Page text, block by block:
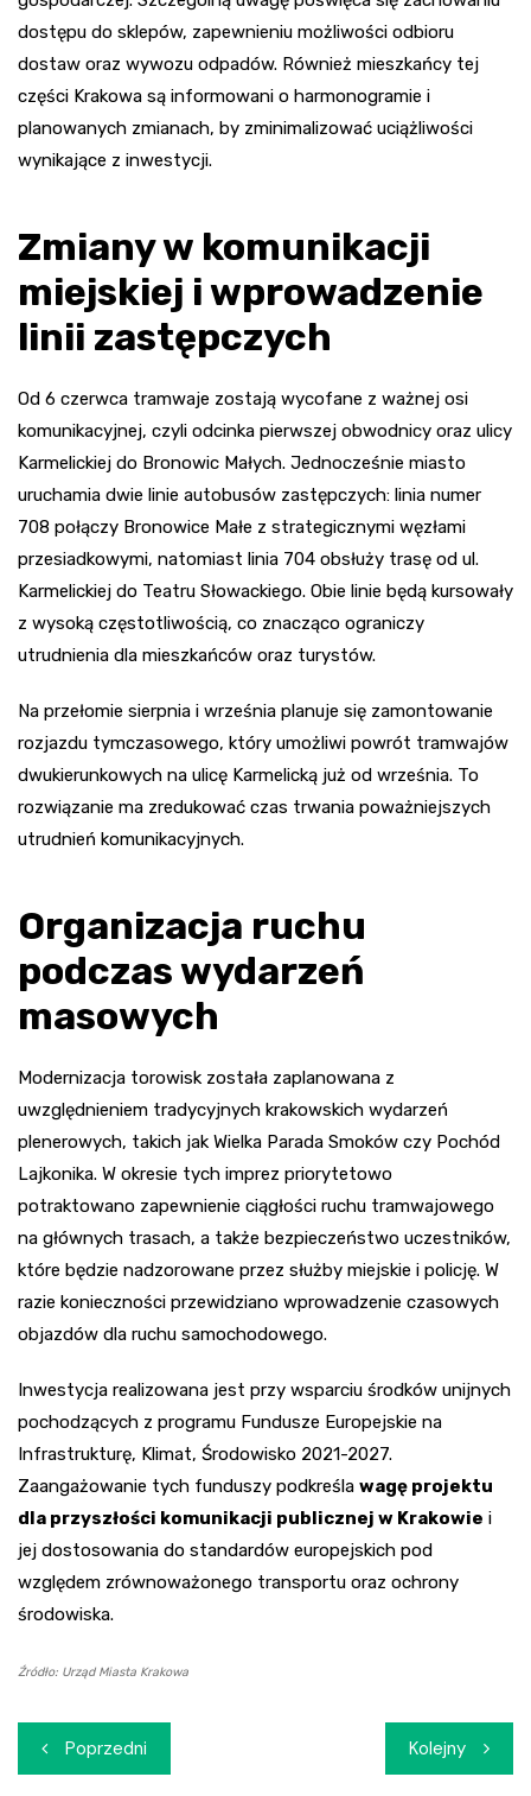
dostępu do sklepów, zapewnieniu możliwości odbioru
dostaw oraz wywozu odpadów. Również mieszkańcy tej
części Krakowa są informowani o harmonogramie i
planowanych zmianach, by zminimalizować uciążliwości
wynikające z inwestycji.
Zmiany w komunikacji
miejskiej i wprowadzenie
linii zastępczych
Od 6 czerwca tramwaje zostają wycofane z ważnej osi
komunikacyjnej, czyli odcinka pierwszej obwodnicy oraz ulicy
Karmelickiej do Bronowic Małych. Jednocześnie miasto
uruchamia dwie linie autobusów zastępczych: linia numer
708 połączy Bronowice Małe z strategicznymi węzłami
przesiadkowymi, natomiast linia 704 obsłuży trasę od ul.
Karmelickiej do Teatru Słowackiego. Obie linie będą kursowały
z wysoką częstotliwością, co znacząco ograniczy
utrudnienia dla mieszkańców oraz turystów.
Na przełomie sierpnia i września planuje się zamontowanie
rozjazdu tymczasowego, który umożliwi powrót tramwajów
dwukierunkowych na ulicę Karmelicką już od września. To
rozwiązanie ma zredukować czas trwania poważniejszych
utrudnień komunikacyjnych.
Organizacja ruchu
podczas wydarzeń
masowych
Modernizacja torowisk została zaplanowana z
uwzględnieniem tradycyjnych krakowskich wydarzeń
plenerowych, takich jak Wielka Parada Smoków czy Pochód
Lajkonika. W okresie tych imprez priorytetowo
potraktowano zapewnienie ciągłości ruchu tramwajowego
na głównych trasach, a także bezpieczeństwo uczestników,
które będzie nadzorowane przez służby miejskie i policję. W
razie konieczności przewidziano wprowadzenie czasowych
objazdów dla ruchu samochodowego.
Inwestycja realizowana jest przy wsparciu środków unijnych
pochodzących z programu Fundusze Europejskie na
Infrastrukturę, Klimat, Środowisko 2021-2027.
Zaangażowanie tych funduszy podkreśla wagę projektu
dla przyszłości komunikacji publicznej w Krakowie i
jej dostosowania do standardów europejskich pod
względem zrównoważonego transportu oraz ochrony
środowiska.
Źródło: Urząd Miasta Krakowa
Nawigacja
Poprzedni Kolejny